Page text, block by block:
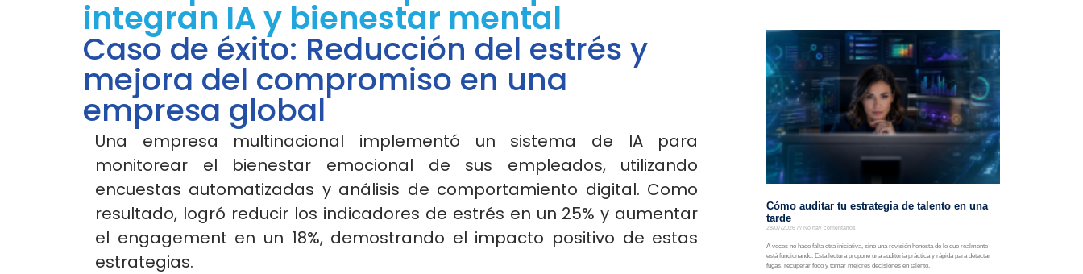
integran IA y bienestar mental
Caso de éxito: Reducción del estrés y
mejora del compromiso en una
empresa global
Una empresa multinacional implementó un sistema de IA para
monitorear el bienestar emocional de sus empleados, utilizando
encuestas automatizadas y análisis de comportamiento digital. Como
resultado, logró reducir los indicadores de estrés en un 25% y aumentar
el engagement en un 18%, demostrando el impacto positivo de estas
estrategias.
Cómo auditar tu estrategia de talento en una
tarde
28/07/2026 No hay comentarios
A veces no hace falta otra iniciativa, sino una revisión honesta de lo que realmente
está funcionando. Esta lectura propone una auditoría práctica y rápida para detectar
fugas, recuperar foco y tomar mejores decisiones en talento.